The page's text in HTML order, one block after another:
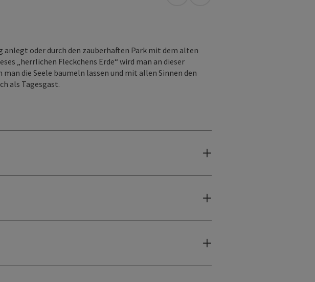
oder durch den zauberhaften Park mit dem alten
„herrlichen Fleckchens Erde“ wird man an dieser
die Seele baumeln lassen und mit allen Sinnen den
als Tagesgast.